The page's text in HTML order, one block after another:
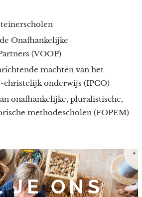
Onafhankelijke
(VOOP)
machten van het
christelijk onderwijs (IPCO)
onafhankelijke, pluralistische,
methodescholen (FOPEM)
JE ONS